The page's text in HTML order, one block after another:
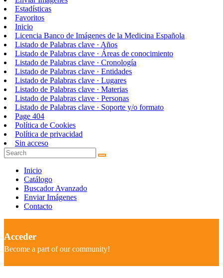
Estadísticas
Favoritos
Inicio
Licencia Banco de Imágenes de la Medicina Española
Listado de Palabras clave · Años
Listado de Palabras clave · Áreas de conocimiento
Listado de Palabras clave · Cronología
Listado de Palabras clave · Entidades
Listado de Palabras clave · Lugares
Listado de Palabras clave · Materias
Listado de Palabras clave · Personas
Listado de Palabras clave · Soporte y/o formato
Page 404
Política de Cookies
Política de privacidad
Sin acceso
Inicio
Catálogo
Buscador Avanzado
Enviar Imágenes
Contacto
Acceder
Become a part of our community!